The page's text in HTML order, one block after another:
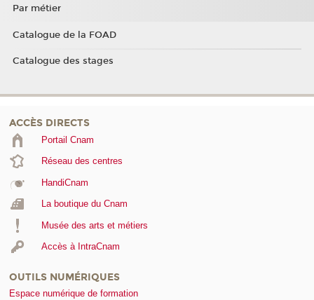
Par métier
Catalogue de la FOAD
Catalogue des stages
ACCÈS DIRECTS
Portail Cnam
Réseau des centres
HandiCnam
La boutique du Cnam
Musée des arts et métiers
Accès à IntraCnam
OUTILS NUMÉRIQUES
Espace numérique de formation